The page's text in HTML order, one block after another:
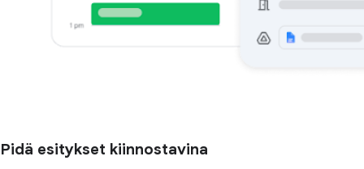
Pidä esitykset kiinnostavina